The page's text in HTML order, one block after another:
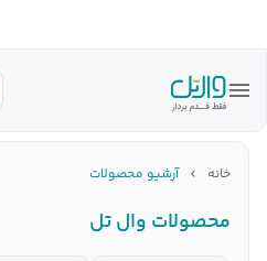
خانه آرشیو محصولات
محصولات وال تل